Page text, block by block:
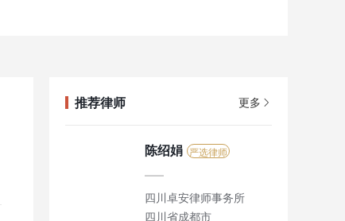
推荐律师 更多
陈绍娟 严选律师
四川卓安律师事务所
四川省成都市